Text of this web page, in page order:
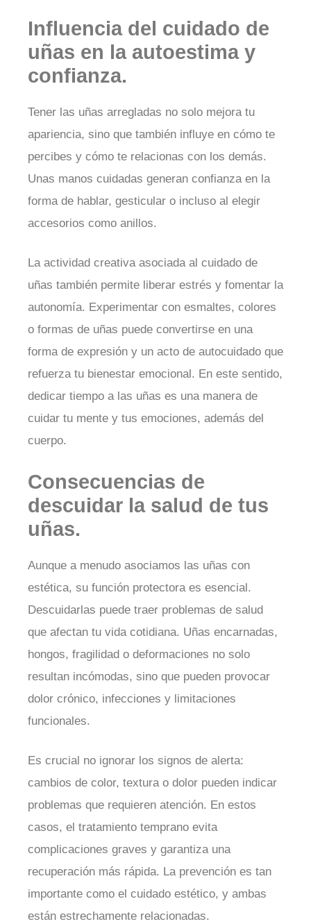
Influencia del cuidado de
uñas en la autoestima y
confianza.
Tener las uñas arregladas no solo mejora tu
apariencia, sino que también influye en cómo te
percibes y cómo te relacionas con los demás.
Unas manos cuidadas generan confianza en la
forma de hablar, gesticular o incluso al elegir
accesorios como anillos.
La actividad creativa asociada al cuidado de
uñas también permite liberar estrés y fomentar la
autonomía. Experimentar con esmaltes, colores
o formas de uñas puede convertirse en una
forma de expresión y un acto de autocuidado que
refuerza tu bienestar emocional. En este sentido,
dedicar tiempo a las uñas es una manera de
cuidar tu mente y tus emociones, además del
cuerpo.
Consecuencias de
descuidar la salud de tus
uñas.
Aunque a menudo asociamos las uñas con
estética, su función protectora es esencial.
Descuidarlas puede traer problemas de salud
que afectan tu vida cotidiana. Uñas encarnadas,
hongos, fragilidad o deformaciones no solo
resultan incómodas, sino que pueden provocar
dolor crónico, infecciones y limitaciones
funcionales.
Es crucial no ignorar los signos de alerta:
cambios de color, textura o dolor pueden indicar
problemas que requieren atención. En estos
casos, el tratamiento temprano evita
complicaciones graves y garantiza una
recuperación más rápida. La prevención es tan
importante como el cuidado estético, y ambas
están estrechamente relacionadas.